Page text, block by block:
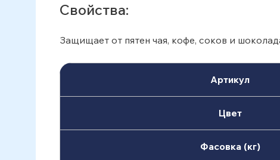
Свойства:
Защищает от пятен чая, кофе, соков и
Артикул
Цвет
Фасовка (кг)